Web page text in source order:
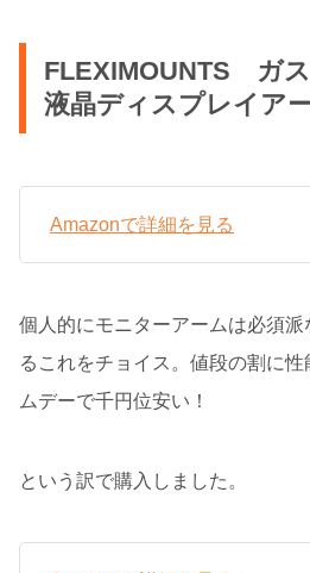
FLEXIMOUNTS ガ
液晶ディスプレイア
Amazonで詳細を見る
個人的にモニターアームは必須
るこれをチョイス。値段の割に
ムデーで千円位安い！
という訳で購入しました。